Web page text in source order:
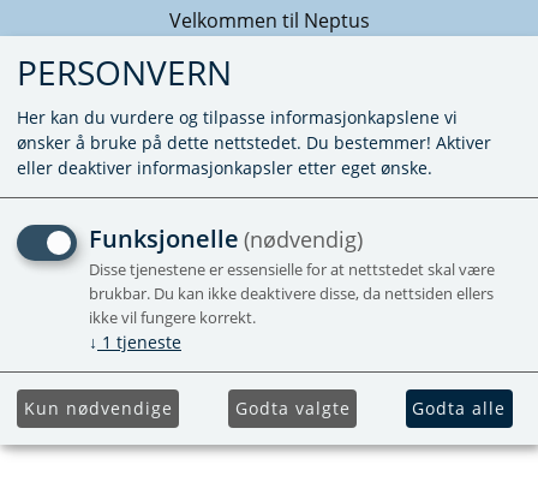
Velkommen til Neptus
DREHMEISTER
ERSTATNINGSLOKK FOR
PÅFYLLINGSVENTIL - HVIT
PERSONVERN
Her kan du vurdere og tilpasse informasjonkapslene vi
ønsker å bruke på dette nettstedet. Du bestemmer! Aktiver
eller deaktiver informasjonkapsler etter eget ønske.
Funksjonelle (nødvendig)
Disse tjenestene er essensielle for at nettstedet skal være
brukbar. Du kan ikke deaktivere disse, da nettsiden ellers
ikke vil fungere korrekt.
↓ 1 tjeneste
Kun nødvendige Godta valgte Godta alle